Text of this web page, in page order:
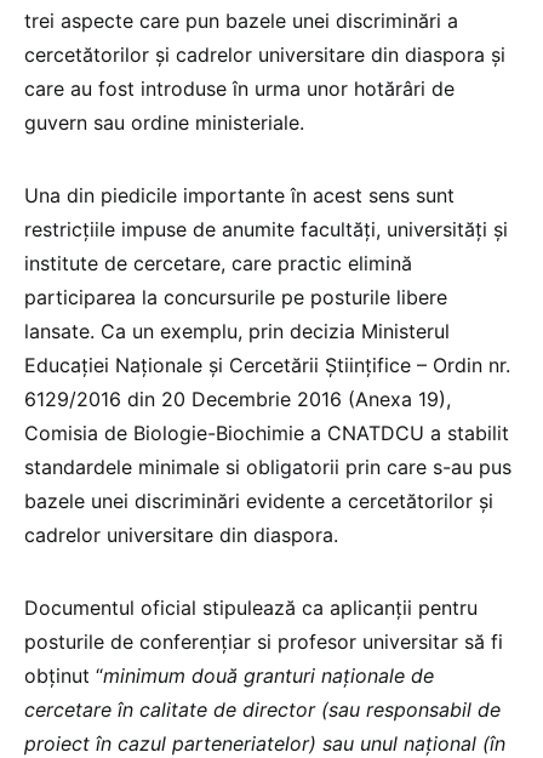
trei aspecte care pun bazele unei discriminări a
cercetătorilor și cadrelor universitare din diaspora și
care au fost introduse în urma unor hotărâri de
guvern sau ordine ministeriale.
Una din piedicile importante în acest sens sunt
restricțiile impuse de anumite facultăți, universități și
institute de cercetare, care practic elimină
participarea la concursurile pe posturile libere
lansate. Ca un exemplu, prin decizia Ministerul
Educației Naționale și Cercetării Științifice – Ordin nr.
6129/2016 din 20 Decembrie 2016 (Anexa 19),
Comisia de Biologie-Biochimie a CNATDCU a stabilit
standardele minimale si obligatorii prin care s-au pus
bazele unei discriminări evidente a cercetătorilor și
cadrelor universitare din diaspora.
Documentul oficial stipulează ca aplicanții pentru
posturile de conferențiar si profesor universitar să fi
obținut “minimum două granturi naționale de
cercetare în calitate de director (sau responsabil de
proiect în cazul parteneriatelor) sau unul național (în